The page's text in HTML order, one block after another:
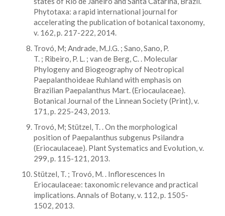
Phytotaxa: a rapid international journal for
accelerating the publication of botanical taxonomy,
v. 162, p. 217-222, 2014.
Trovó, M; Andrade, M.J.G. ; Sano, Sano, P.
T. ; Ribeiro, P. L. ; van de Berg, C. . Molecular
Phylogeny and Biogeography of Neotropical
Paepalanthoideae Ruhland with emphasis on
Brazilian Paepalanthus Mart. (Eriocaulaceae).
Botanical Journal of the Linnean Society (Print), v.
171, p. 225-243, 2013.
Trovó, M; Stützel, T. . On the morphological
position of Paepalanthus subgenus Psilandra
(Eriocaulaceae). Plant Systematics and Evolution, v.
299, p. 115-121, 2013.
Stützel, T. ; Trovó, M. . Inflorescences In
Eriocaulaceae: taxonomic relevance and practical
implications. Annals of Botany, v. 112, p. 1505-
1502, 2013.